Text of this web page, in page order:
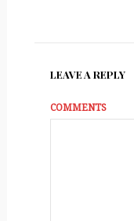
LEAVE A REPLY
COMMENTS